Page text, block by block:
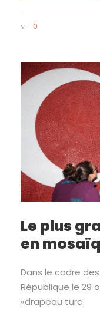
0
Le plus
en
Dans le cadre
République le 29
«drapeau turc